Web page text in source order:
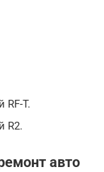
RF-T.
R2.
авто